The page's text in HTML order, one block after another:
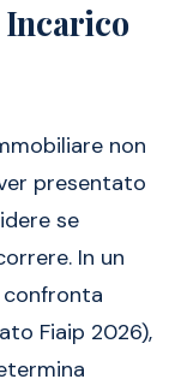
non
presentato
se
In un
Fiaip 2026),